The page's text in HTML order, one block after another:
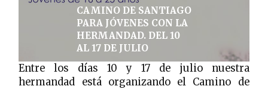
Formularios
CAMINO DE SANTIAGO
PARA JÓVENES CON LA
HERMANDAD. DEL 10
AL 17 DE JULIO
Entre los días 10 y 17 de julio nuestra
hermandad está organizando el Camino de